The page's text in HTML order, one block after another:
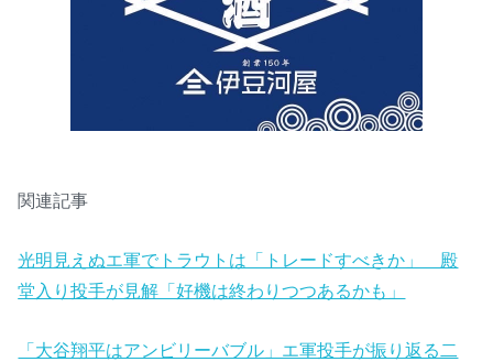
関連記事
光明見えぬエ軍でトラウトは「トレードすべきか」 殿
堂入り投手が見解「好機は終わりつつあるかも」
「大谷翔平はアンビリーバブル」エ軍投手が振り返る二